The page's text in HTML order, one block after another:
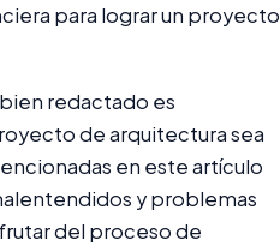
para lograr un proyecto
redactado es
de arquitectura sea
en este artículo
y problemas
del proceso de